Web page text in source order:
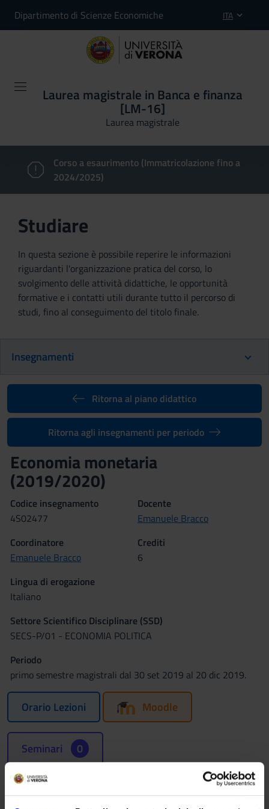
Dipartimento di Scienze Economiche ITA
Laurea magistrale in Banca e finanza
[LM-16]
Laurea magistrale
Corso a esaurimento (Immatricolazione fino a
2024/2025)
Studiare
In questa sezione è possibile reperire le informazioni
riguardanti l'organizzazione pratica del corso, lo
svolgimento delle attività didattiche, le opportunità
formative e i contatti utili durante tutto il percorso di
studi, fino al conseguimento del titolo finale.
Insegnamenti
Ritorna al piano didattico
Ritorna agli insegnamenti per periodo
Economia monetaria
(2019/2020)
Codice insegnamento
4S02477
Docente
Emanuele Bracco
Coordinatore
Emanuele Bracco
Crediti
6
Lingua di erogazione
Italiano
Settore Scientifico Disciplinare (SSD)
SECS-P/01 - ECONOMIA POLITICA
Periodo
primo semestre magistrali dal 30 set 2019 al 20 dic 2019.
Orario Lezioni Moodle
Seminari 0
Obiettivi formativi
Obiettivo del corso è fornire agli studenti un'approfondita